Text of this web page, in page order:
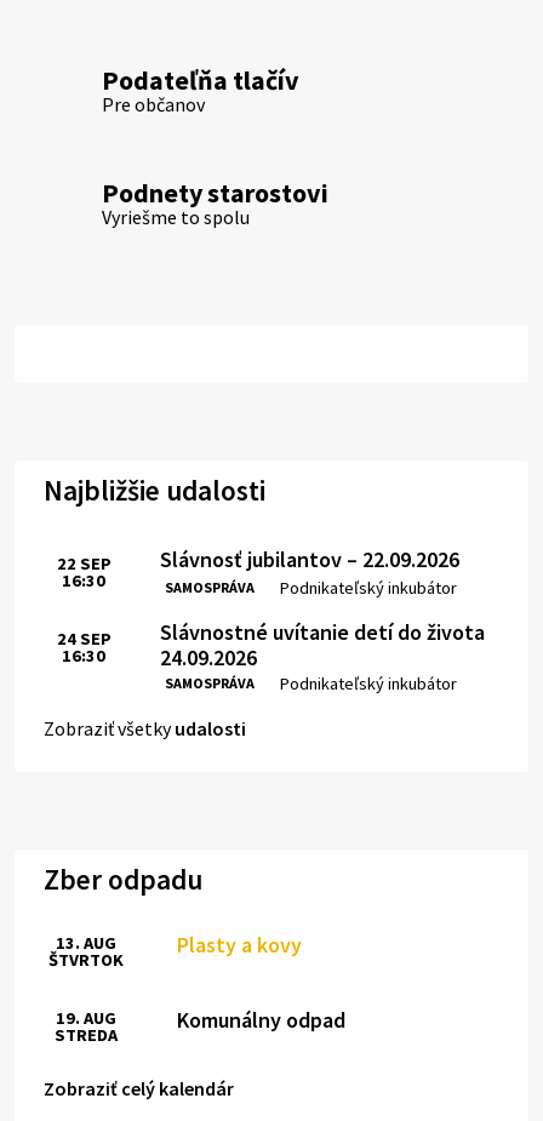
Podateľňa tlačív
Pre občanov
Podnety starostovi
Vyriešme to spolu
Najbližšie udalosti
Slávnosť jubilantov – 22.09.2026
SAMOSPRÁVA Miesto:
Podnikateľský inkubátor
Čas:
22 SEP
16:30
Slávnostné uvítanie detí do života
24.09.2026
SAMOSPRÁVA Miesto:
Podnikateľský inkubátor
Čas:
24SEP
16:30
Zobraziť všetkyudalosti
Zber odpadu
Plasty a kovy
13. AUG
ŠTVRTOK
Komunálny odpad
19. AUG
STREDA
Zobraziť celý kalendár